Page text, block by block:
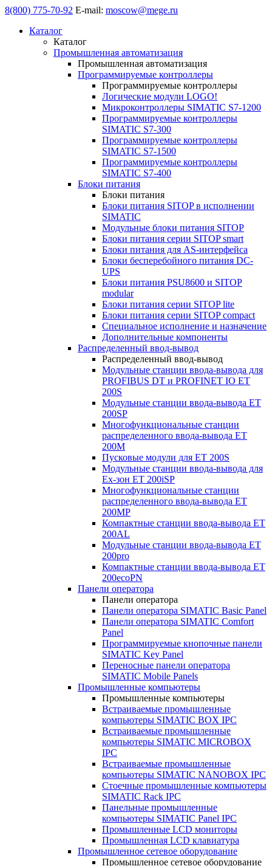
8(800) 775-70-92 E-mail: moscow@mege.ru
Каталог
Каталог
Промышленная автоматизация
Промышленная автоматизация
Программируемые контроллеры
Программируемые контроллеры
Логические модули LOGO!
Микроконтроллеры SIMATIC S7-1200
Программируемые контроллеры
SIMATIC S7-300
Программируемые контроллеры
SIMATIC S7-1500
Программируемые контроллеры
SIMATIC S7-400
Блоки питания
Блоки питания
Блоки питания SITOP в исполнении
SIMATIC
Модульные блоки питания SITOP
Блоки питания серии SITOP smart
Блоки питания для AS-интерфейса
Блоки бесперебойного питания DC-
UPS
Блоки питания PSU8600 и SITOP
modular
Блоки питания серии SITOP lite
Блоки питания серии SITOP compact
Специальное исполнение и назначение
Дополнительные компоненты
Распределенный ввод-вывод
Распределенный ввод-вывод
Модульные станции ввода-вывода для
PROFIBUS DT и PROFINET IO ET
200S
Модульные станции ввода-вывода ET
200SP
Многофункциональные станции
распределенного ввода-вывода ET
200M
Пусковые модули для ET 200S
Модульные станции ввода-вывода для
Ex-зон ET 200iSP
Многофункциональные станции
распределенного ввода-вывода ET
200MP
Компактные станции ввода-вывода ET
200AL
Модульные станции ввода-вывода ET
200pro
Компактные станции ввода-вывода ET
200ecoPN
Панели оператора
Панели оператора
Панели оператора SIMATIC Basic Panel
Панели оператора SIMATIC Comfort
Panel
Программируемые кнопочные панели
SIMATIC Key Panel
Переносные панели оператора
SIMATIC Mobile Panels
Промышленные компьютеры
Промышленные компьютеры
Встраиваемые промышленные
компьютеры SIMATIC BOX IPC
Встраиваемые промышленные
компьютеры SIMATIC MICROBOX
IPC
Встраиваемые промышленные
компьютеры SIMATIC NANOBOX IPC
Стоечные промышленные компьютеры
SIMATIC Rack IPC
Панельные промышленные
компьютеры SIMATIC Panel IPC
Промышленные LCD мониторы
Промышленная LCD клавиатура
Промышленное сетевое оборудование
Промышленное сетевое оборудование